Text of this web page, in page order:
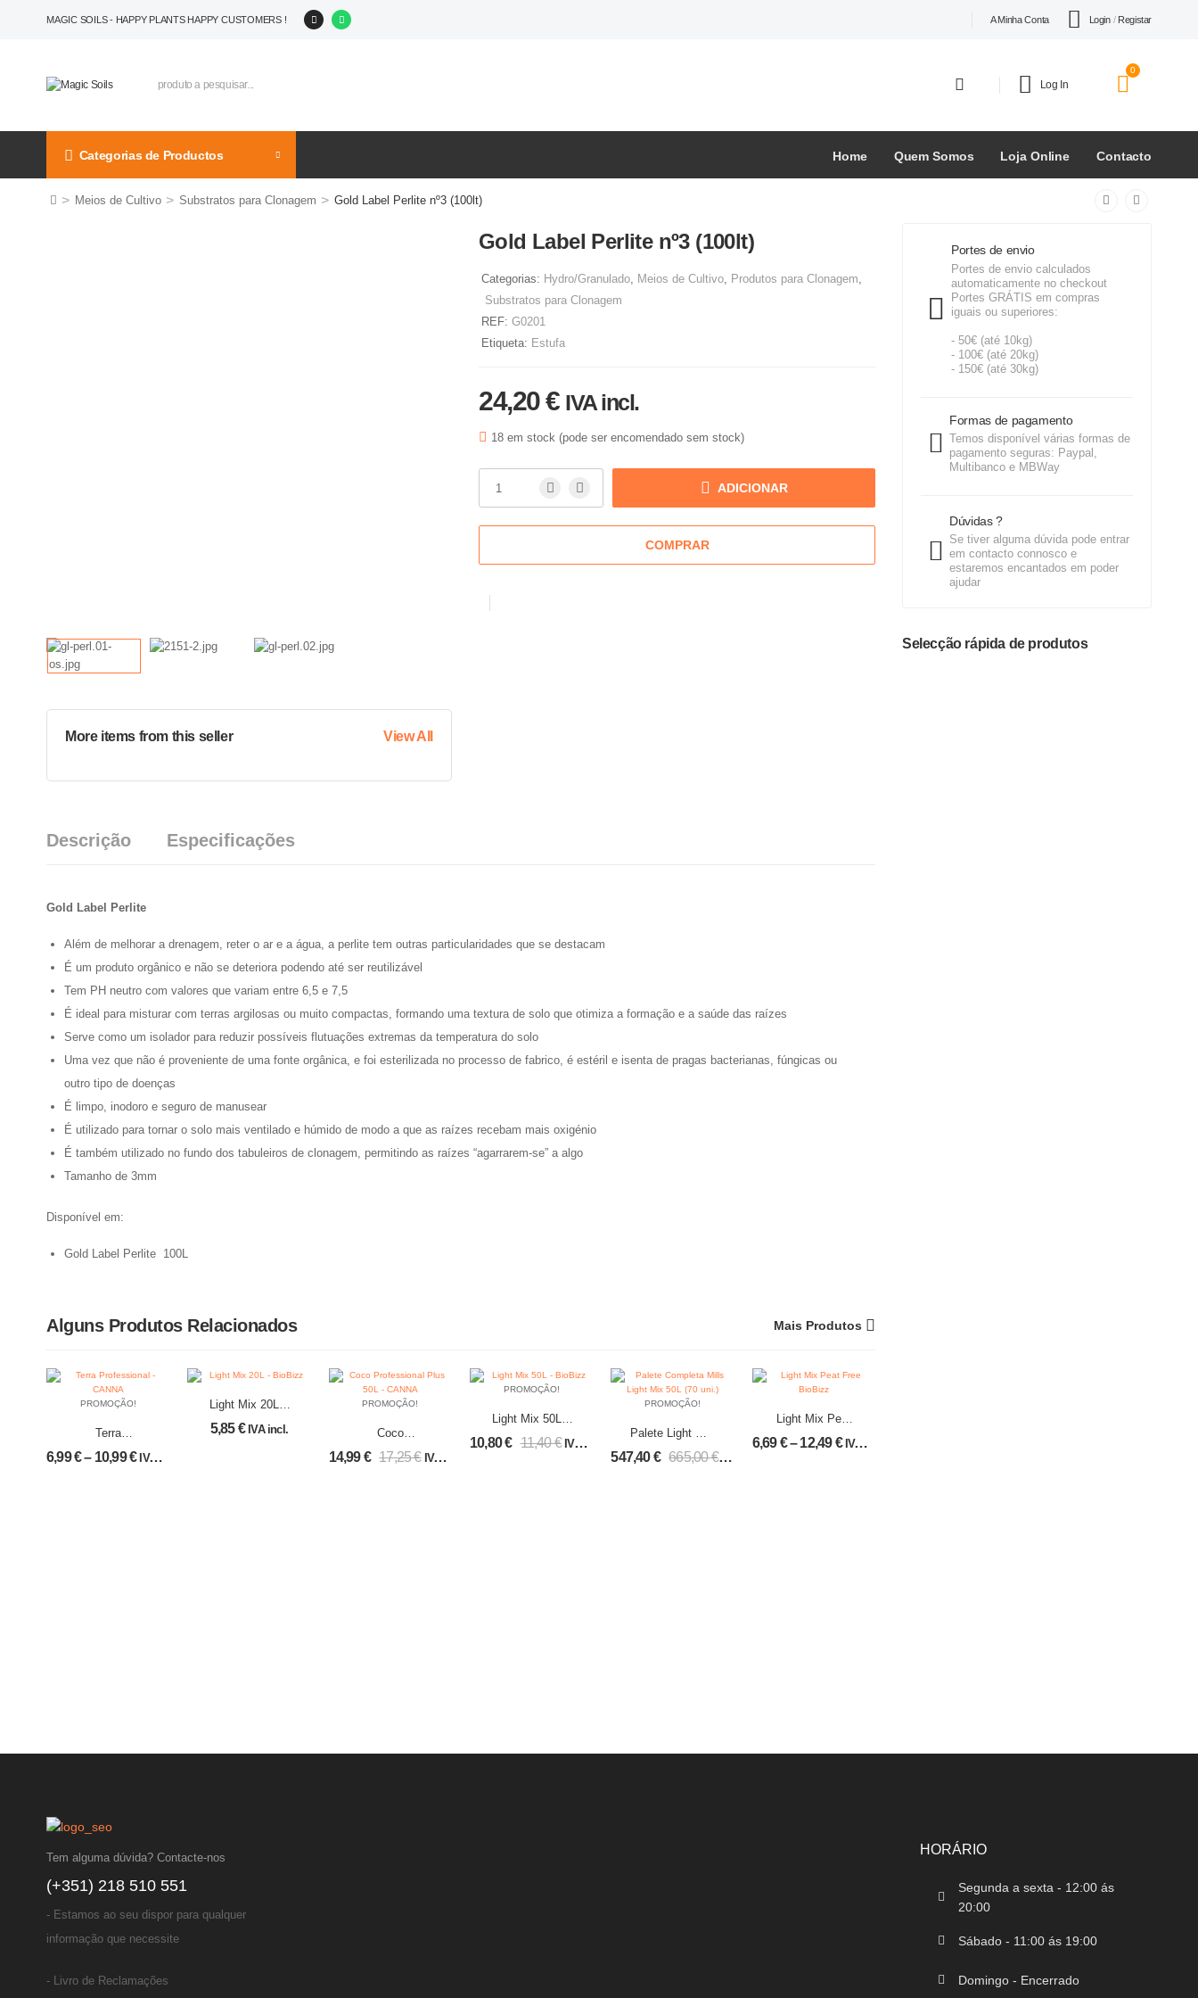
MAGIC SOILS - HAPPY PLANTS HAPPY CUSTOMERS ! A Minha Conta Login / Registar
Log In
0
Categorias de Productos Home Quem Somos Loja Online Contacto
> Meios de Cultivo > Substratos para Clonagem > Gold Label Perlite nº3 (100lt)
Portes de envio
Portes de envio calculados
automaticamente no checkout
Portes GRÁTIS em compras
iguais ou superiores:
- 50€ (até 10kg)
- 100€ (até 20kg)
- 150€ (até 30kg)
Formas de pagamento
Temos disponível várias formas de
pagamento seguras: Paypal,
Multibanco e MBWay
Dúvidas ?
Se tiver alguma dúvida pode entrar
em contacto connosco e
estaremos encantados em poder
ajudar
Selecção rápida de produtos
More items from this seller View All
Gold Label Perlite nº3 (100lt)
Categorias: Hydro/Granulado, Meios de Cultivo, Produtos para Clonagem,
Substratos para Clonagem
REF: G0201
Etiqueta: Estufa
24,20€ IVA incl.
18 em stock (pode ser encomendado sem stock)
ADICIONAR
COMPRAR
Descrição Especificações
Gold Label Perlite
Além de melhorar a drenagem, reter o ar e a água, a perlite tem outras particularidades que se destacam
É um produto orgânico e não se deteriora podendo até ser reutilizável
Tem PH neutro com valores que variam entre 6,5 e 7,5
É ideal para misturar com terras argilosas ou muito compactas, formando uma textura de solo que otimiza a formação e a saúde das raízes
Serve como um isolador para reduzir possíveis flutuações extremas da temperatura do solo
Uma vez que não é proveniente de uma fonte orgânica, e foi esterilizada no processo de fabrico, é estéril e isenta de pragas bacterianas, fúngicas ou
outro tipo de doenças
É limpo, inodoro e seguro de manusear
É utilizado para tornar o solo mais ventilado e húmido de modo a que as raízes recebam mais oxigénio
É também utilizado no fundo dos tabuleiros de clonagem, permitindo as raízes “agarrarem-se” a algo
Tamanho de 3mm
Disponível em:
Gold Label Perlite 100L
Alguns Produtos Relacionados Mais Produtos
PROMOÇÃO!
Terra
Professional –
CANNA
6,99€– 10,99€ IVA incl.
Light Mix 20L –
BioBizz
5,85€ IVA incl.
PROMOÇÃO!
Coco
Professional
Plus 50L –
14,99€ 17,25€ IVA incl.
PROMOÇÃO!
Light Mix 50L –
BioBizz
10,80€ 11,40€ IVA incl.
PROMOÇÃO!
Palete Light Mix
50L (70 uni.) –
Mills
547,40€ 665,00€ IVA incl.
Light Mix Peat
Free | BioBizz
6,69€– 12,49€ IVA incl.
Tem alguma dúvida? Contacte-nos
(+351) 218 510 551
- Estamos ao seu dispor para qualquer
informação que necessite
- Livro de Reclamações
HORÁRIO
Segunda a sexta - 12:00 ás
20:00
Sábado - 11:00 ás 19:00
Domingo - Encerrado